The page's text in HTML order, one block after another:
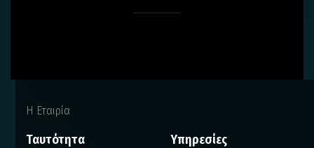
Η Εταιρία
Ταυτότητα
Υπηρεσίες